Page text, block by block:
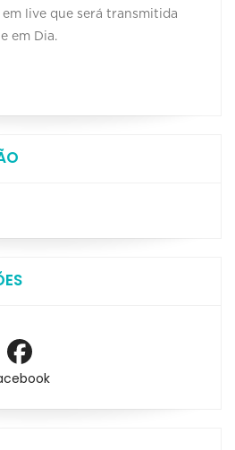
live que será transmitida
em Dia.